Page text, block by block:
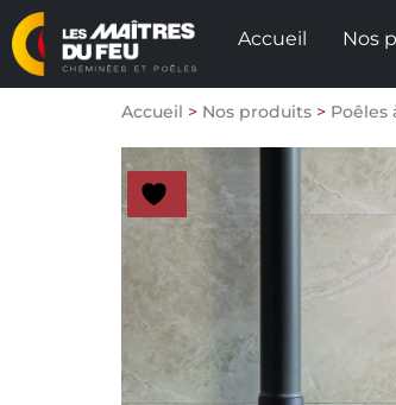
Accueil Nos
Accueil > Nos produits > Poêles